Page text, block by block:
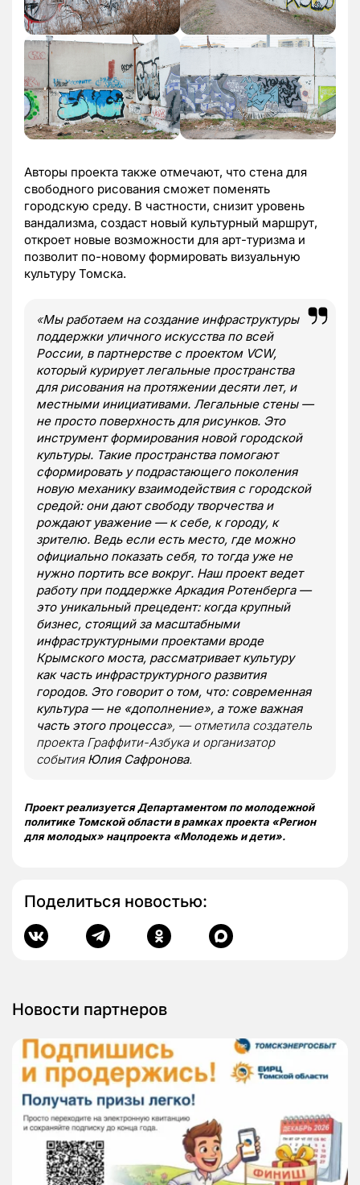
Авторы проекта также отмечают, что стена для
свободного рисования сможет поменять
городскую среду. В частности, снизит уровень
вандализма, создаст новый культурный маршрут,
откроет новые возможности для арт-туризма и
позволит по-новому формировать визуальную
культуру Томска.
«Мы работаем на создание инфраструктуры
поддержки уличного искусства по всей
России, в партнерстве с проектом VCW,
который курирует легальные пространства
для рисования на протяжении десяти лет, и
местными инициативами. Легальные стены —
не просто поверхность для рисунков. Это
инструмент формирования новой городской
культуры. Такие пространства помогают
сформировать у подрастающего поколения
новую механику взаимодействия с городской
средой: они дают свободу творчества и
рождают уважение — к себе, к городу, к
зрителю. Ведь если есть место, где можно
официально показать себя, то тогда уже не
нужно портить все вокруг. Наш проект ведет
работу при поддержке Аркадия Ротенберга —
это уникальный прецедент: когда крупный
бизнес, стоящий за масштабными
инфраструктурными проектами вроде
Крымского моста, рассматривает культуру
как часть инфраструктурного развития
городов. Это говорит о том, что: современная
культура — не «дополнение», а тоже важная
часть этого процесса», — отметила создатель
проекта Граффити-Азбука и организатор
события Юлия Сафронова.
Проект реализуется Департаментом по молодежной
политике Томской области в рамках проекта «Регион
для молодых» нацпроекта «Молодежь и дети».
Поделиться новостью:
Новости партнеров